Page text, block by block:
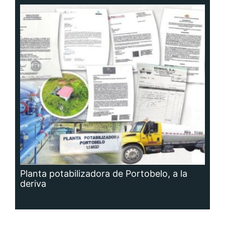
Planta potabilizadora de Portobelo, a la
deriva